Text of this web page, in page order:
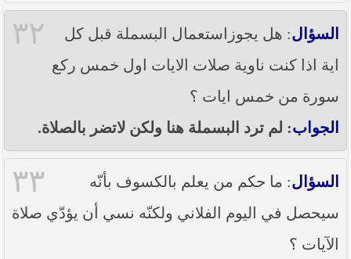
٣٢ السؤال: هل يجوزاستعمال البسملة قبل كل
اية اذا كنت ناوية صلات الايات اول خمس ركع
سورة من خمس ايات ؟
الجواب: لم ترد البسملة هنا ولكن لاتضر بالصلاة.
٣٣ السؤال: ما حكم من يعلم بالكسوف بأنّه
سيحصل في اليوم الفلاني ولكنّه نسي أن يؤدّي صلاة
الآيات ؟